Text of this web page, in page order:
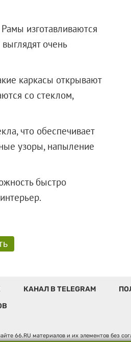
изготавливаются
очень
каркасы открывают
со стеклом,
что обеспечивает
узоры, напыление
быстро
в интерьер.
КАНАЛ В TELEGRAM
66.RU материалов и их элементов без